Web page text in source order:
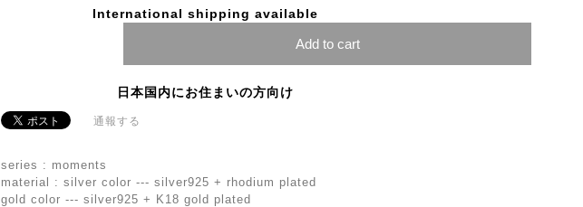
International shipping available
Add to cart
日本国内にお住まいの方向け
通報する
series : moments
material : silver color --- silver925 + rhodium plated
gold color --- silver925 + K18 gold plated